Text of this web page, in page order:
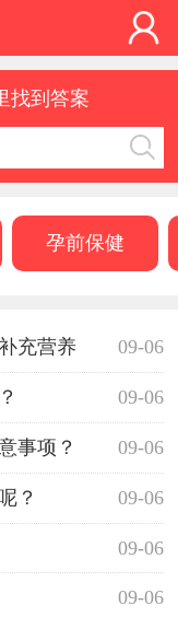
找到答案
孕前保健
09-06
充营养
09-06
09-06
事项？
09-06
？
09-06
09-06